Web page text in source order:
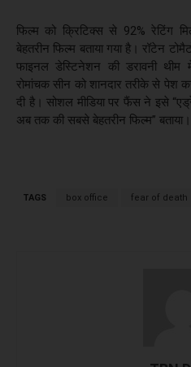
फिल्म को क्रिटिक्स से 92% रेटिंग
बेहतरीन फिल्म बताया गया है। रॉटेन
फाइनल डेस्टिनेशन की डरावनी थीम
रोमांचक सीन को शानदार तरीके से पेश
दी है। सोशल मीडिया पर फैंस ने इसे
अब तक की सबसे बेहतरीन फिल्म” बताया।
TAGS box office fear of death